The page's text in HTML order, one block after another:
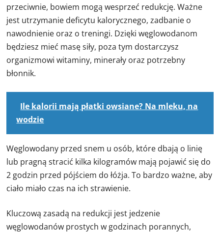
przeciwnie, bowiem mogą wesprzeć redukcję. Ważne
jest utrzymanie deficytu kalorycznego, zadbanie o
nawodnienie oraz o treningi. Dzięki węglowodanom
będziesz mieć masę siły, poza tym dostarczysz
organizmowi witaminy, minerały oraz potrzebny
błonnik.
Ile kalorii mają płatki owsiane? Na mleku, na
wodzie
Węglowodany przed snem u osób, które dbają o linię
lub pragną stracić kilka kilogramów mają pojawić się do
2 godzin przed pójściem do łóżja. To bardzo ważne, aby
ciało miało czas na ich strawienie.
Kluczową zasadą na redukcji jest jedzenie
węglowodanów prostych w godzinach porannych,